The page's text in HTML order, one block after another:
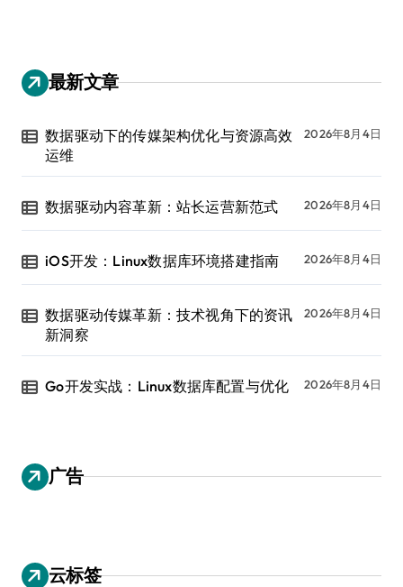
最新文章
数据驱动下的传媒架构优化与资源高效
运维
2026年8月4日
数据驱动内容革新：站长运营新范式 2026年8月4日
iOS开发：Linux数据库环境搭建指南 2026年8月4日
数据驱动传媒革新：技术视角下的资讯
新洞察
2026年8月4日
Go开发实战：Linux数据库配置与优化 2026年8月4日
广告
云标签